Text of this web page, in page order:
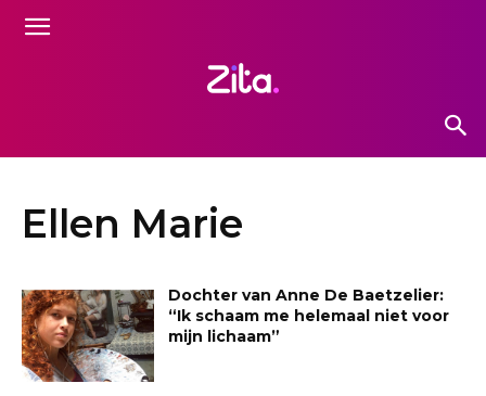
Ellen Marie
Dochter van Anne De Baetzelier:
“Ik schaam me helemaal niet voor
mijn lichaam”